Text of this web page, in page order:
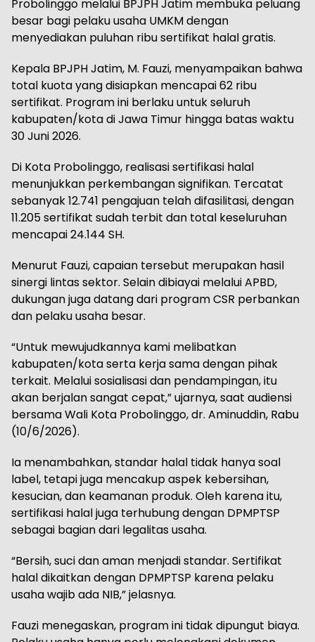
Probolinggo melalui BPJPH Jatim membuka peluang
besar bagi pelaku usaha UMKM dengan
menyediakan puluhan ribu sertifikat halal gratis.
Kepala BPJPH Jatim, M. Fauzi, menyampaikan bahwa
total kuota yang disiapkan mencapai 62 ribu
sertifikat. Program ini berlaku untuk seluruh
kabupaten/kota di Jawa Timur hingga batas waktu
30 Juni 2026.
Di Kota Probolinggo, realisasi sertifikasi halal
menunjukkan perkembangan signifikan. Tercatat
sebanyak 12.741 pengajuan telah difasilitasi, dengan
11.205 sertifikat sudah terbit dan total keseluruhan
mencapai 24.144 SH.
Menurut Fauzi, capaian tersebut merupakan hasil
sinergi lintas sektor. Selain dibiayai melalui APBD,
dukungan juga datang dari program CSR perbankan
dan pelaku usaha besar.
“Untuk mewujudkannya kami melibatkan
kabupaten/kota serta kerja sama dengan pihak
terkait. Melalui sosialisasi dan pendampingan, itu
akan berjalan sangat cepat,” ujarnya, saat audiensi
bersama Wali Kota Probolinggo, dr. Aminuddin, Rabu
(10/6/2026).
Ia menambahkan, standar halal tidak hanya soal
label, tetapi juga mencakup aspek kebersihan,
kesucian, dan keamanan produk. Oleh karena itu,
sertifikasi halal juga terhubung dengan DPMPTSP
sebagai bagian dari legalitas usaha.
“Bersih, suci dan aman menjadi standar. Sertifikat
halal dikaitkan dengan DPMPTSP karena pelaku
usaha wajib ada NIB,” jelasnya.
Fauzi menegaskan, program ini tidak dipungut biaya.